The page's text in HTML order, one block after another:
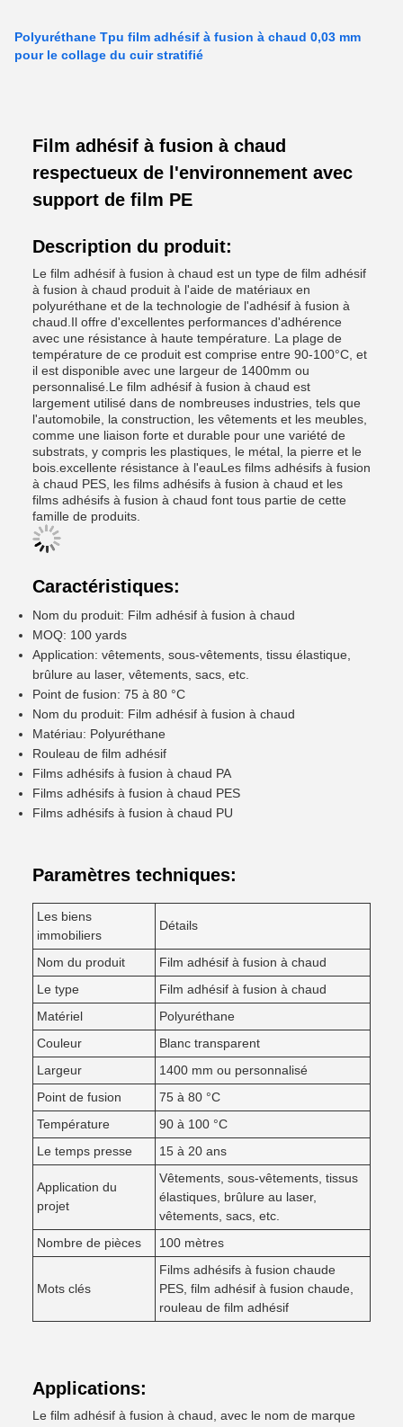
Polyuréthane Tpu film adhésif à fusion à chaud 0,03 mm
pour le collage du cuir stratifié
Film adhésif à fusion à chaud
respectueux de l'environnement avec
support de film PE
Description du produit:
Le film adhésif à fusion à chaud est un type de film adhésif
à fusion à chaud produit à l'aide de matériaux en
polyuréthane et de la technologie de l'adhésif à fusion à
chaud.Il offre d'excellentes performances d'adhérence
avec une résistance à haute température. La plage de
température de ce produit est comprise entre 90-100°C, et
il est disponible avec une largeur de 1400mm ou
personnalisé.Le film adhésif à fusion à chaud est
largement utilisé dans de nombreuses industries, tels que
l'automobile, la construction, les vêtements et les meubles,
comme une liaison forte et durable pour une variété de
substrats, y compris les plastiques, le métal, la pierre et le
bois.excellente résistance à l'eauLes films adhésifs à fusion
à chaud PES, les films adhésifs à fusion à chaud et les
films adhésifs à fusion à chaud font tous partie de cette
famille de produits.
Caractéristiques:
Nom du produit: Film adhésif à fusion à chaud
MOQ: 100 yards
Application: vêtements, sous-vêtements, tissu élastique,
brûlure au laser, vêtements, sacs, etc.
Point de fusion: 75 à 80 °C
Nom du produit: Film adhésif à fusion à chaud
Matériau: Polyuréthane
Rouleau de film adhésif
Films adhésifs à fusion à chaud PA
Films adhésifs à fusion à chaud PES
Films adhésifs à fusion à chaud PU
Paramètres techniques:
Les biens
immobiliers
Détails
Nom du produit
Film adhésif à fusion à chaud
Le type
Film adhésif à fusion à chaud
Matériel
Polyuréthane
Couleur
Blanc transparent
Largeur
1400 mm ou personnalisé
Point de fusion
75 à 80 °C
Température
90 à 100 °C
Le temps presse
15 à 20 ans
Application du
projet
Vêtements, sous-vêtements, tissus
élastiques, brûlure au laser,
vêtements, sacs, etc.
Nombre de pièces
100 mètres
Mots clés
Films adhésifs à fusion chaude
PES, film adhésif à fusion chaude,
rouleau de film adhésif
Applications:
Le film adhésif à fusion à chaud, avec le nom de marque